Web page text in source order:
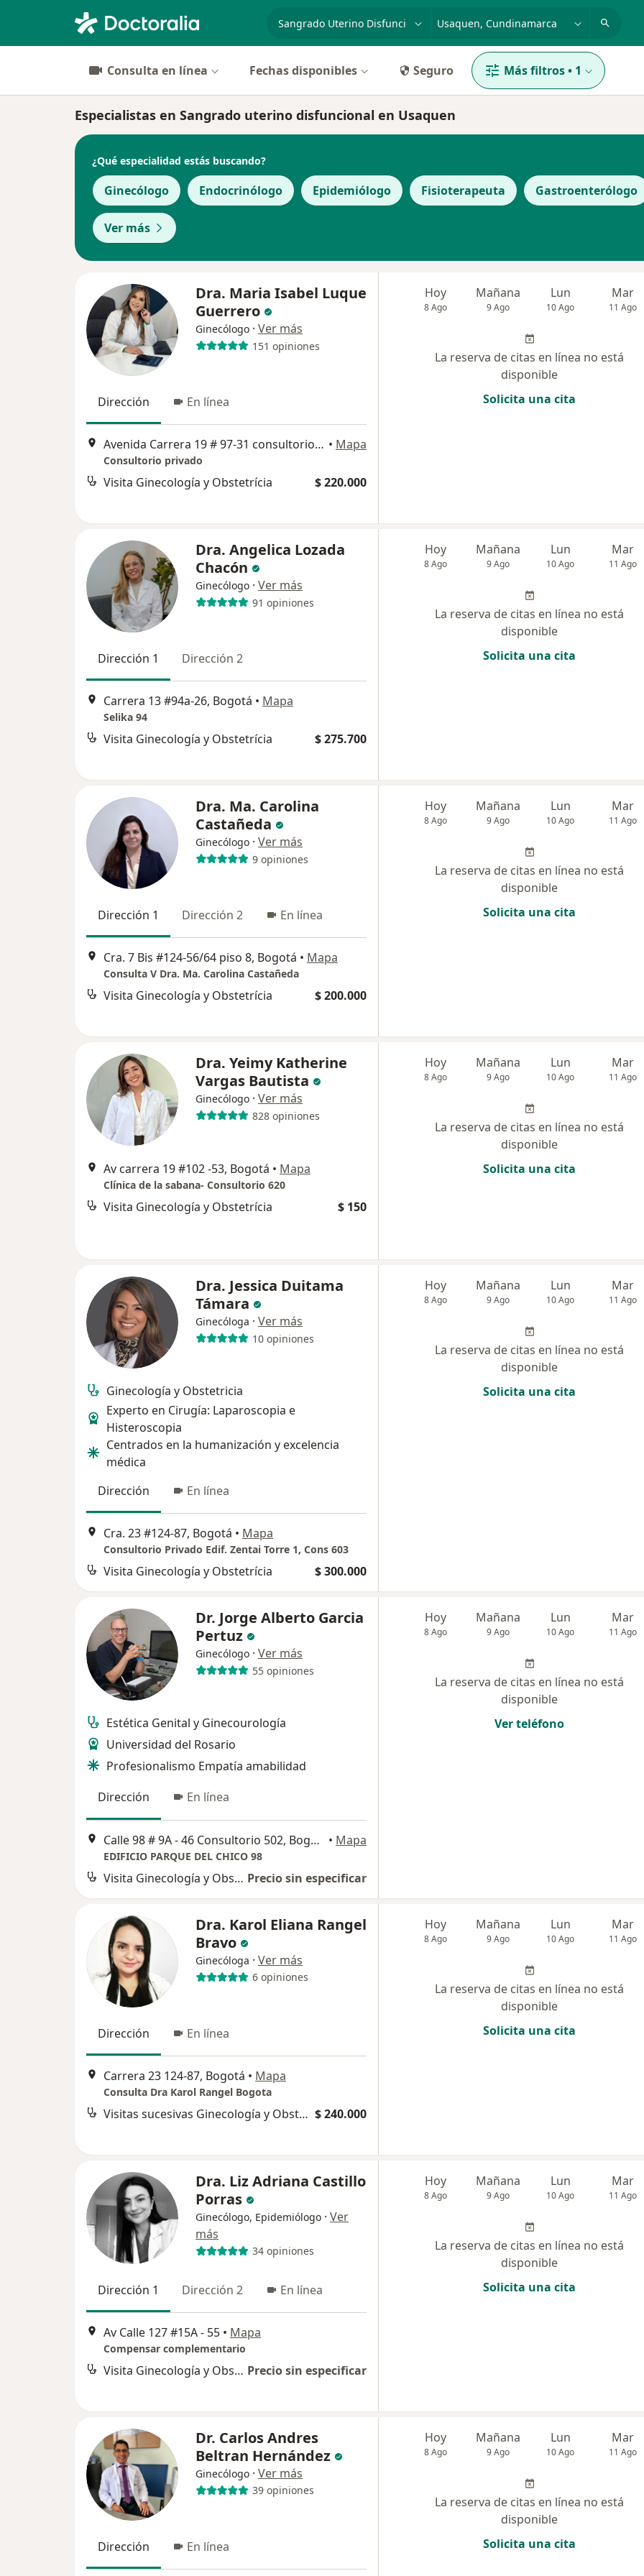
Consulta en línea Fechas disponibles Seguro Más filtros• 1
Especialistas en Sangrado uterino disfuncional en Usaquen
¿Qué especialidad estás buscando?
Ginecólogo Endocrinólogo Epidemiólogo Fisioterapeuta Gastroenterólogo
Ver más
Dra. Maria Isabel Luque
Guerrero
Ginecólogo · Ver más
151 opiniones
Dirección En línea
Avenida Carrera 19 # 97-31 consultorio 606 torre empresarial chico, Bogotá • Mapa
Consultorio privado
Visita Ginecología y Obstetrícia $ 220.000
Hoy
8 Ago
Mañana
9 Ago
Lun
10 Ago
Mar
11 Ago
La reserva de citas en línea no está
disponible
Solicita una cita
Dra. Angelica Lozada
Chacón
Ginecólogo · Ver más
91 opiniones
Dirección 1 Dirección 2
Carrera 13 #94a-26, Bogotá • Mapa
Selika 94
Visita Ginecología y Obstetrícia $ 275.700
Hoy
8 Ago
Mañana
9 Ago
Lun
10 Ago
Mar
11 Ago
La reserva de citas en línea no está
disponible
Solicita una cita
Dra. Ma. Carolina
Castañeda
Ginecólogo · Ver más
9 opiniones
Dirección 1 Dirección 2 En línea
Cra. 7 Bis #124-56/64 piso 8, Bogotá • Mapa
Consulta V Dra. Ma. Carolina Castañeda
Visita Ginecología y Obstetrícia $ 200.000
Hoy
8 Ago
Mañana
9 Ago
Lun
10 Ago
Mar
11 Ago
La reserva de citas en línea no está
disponible
Solicita una cita
Dra. Yeimy Katherine
Vargas Bautista
Ginecólogo · Ver más
828 opiniones
Av carrera 19 #102 -53, Bogotá • Mapa
Clínica de la sabana- Consultorio 620
Visita Ginecología y Obstetrícia $ 150
Hoy
8 Ago
Mañana
9 Ago
Lun
10 Ago
Mar
11 Ago
La reserva de citas en línea no está
disponible
Solicita una cita
Dra. Jessica Duitama
Támara
Ginecóloga · Ver más
10 opiniones
Ginecología y Obstetricia
Experto en Cirugía: Laparoscopia e
Histeroscopia
Centrados en la humanización y excelencia
médica
Dirección
En línea
Cra. 23 #124-87, Bogotá • Mapa
Consultorio Privado Edif. Zentai Torre 1, Cons 603
Visita Ginecología y Obstetrícia $ 300.000
Hoy
8 Ago
Mañana
9 Ago
Lun
10 Ago
Mar
11 Ago
La reserva de citas en línea no está
disponible
Solicita una cita
Dr. Jorge Alberto Garcia
Pertuz
Ginecólogo · Ver más
55 opiniones
Estética Genital y Ginecourología
Universidad del Rosario
Profesionalismo Empatía amabilidad
Dirección
En línea
Calle 98 # 9A - 46 Consultorio 502, Bogotá • Mapa
EDIFICIO PARQUE DEL CHICO 98
Visita Ginecología y Obstetrícia Precio sin especificar
Hoy
8 Ago
Mañana
9 Ago
Lun
10 Ago
Mar
11 Ago
La reserva de citas en línea no está
disponible
Ver teléfono
Dra. Karol Eliana Rangel
Bravo
Ginecóloga · Ver más
6 opiniones
Dirección En línea
Carrera 23 124-87, Bogotá • Mapa
Consulta Dra Karol Rangel Bogota
Visitas sucesivas Ginecología y Obstetrícia $ 240.000
Hoy
8 Ago
Mañana
9 Ago
Lun
10 Ago
Mar
11 Ago
La reserva de citas en línea no está
disponible
Solicita una cita
Dra. Liz Adriana Castillo
Porras
Ginecólogo, Epidemiólogo · Ver
más
34 opiniones
Dirección 1 Dirección 2 En línea
Av Calle 127 #15A - 55 • Mapa
Compensar complementario
Visita Ginecología y Obstetrícia Precio sin especificar
Hoy
8 Ago
Mañana
9 Ago
Lun
10 Ago
Mar
11 Ago
La reserva de citas en línea no está
disponible
Solicita una cita
Dr. Carlos Andres
Beltran Hernández
Ginecólogo · Ver más
39 opiniones
Dirección En línea
Hoy
8 Ago
Mañana
9 Ago
Lun
10 Ago
Mar
11 Ago
La reserva de citas en línea no está
disponible
Solicita una cita